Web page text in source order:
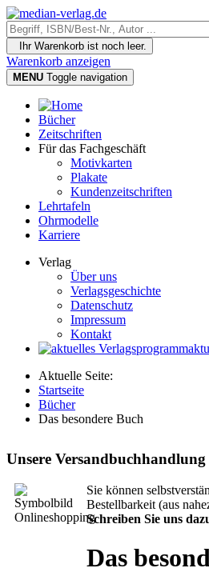
Ihr Warenkorb ist noch leer.
Warenkorb anzeigen
MENU Toggle navigation
Bücher
Zeitschriften
Für das Fachgeschäft
Motivkarten
Plakate
Kundenzeitschriften
Lehrtafeln
Ohrmodelle
Karriere
Verlag
Über uns
Verlagsgeschichte
Datenschutz
Impressum
Kontakt
Aktuelle Seite:
Startseite
Bücher
Das besondere Buch
Unsere
Sie können
Bestellbarkeit (aus
Schreiben Sie uns
Das